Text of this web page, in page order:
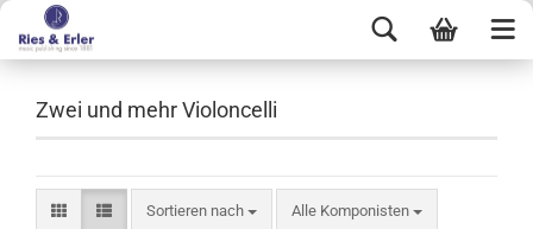
Zwei und mehr Violoncelli
Sortieren nach Alle Komponisten